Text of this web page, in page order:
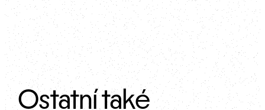
Ostatní také